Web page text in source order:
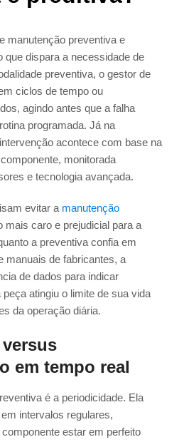
manutenção preventiva e
que dispara a necessidade de
preventiva, o gestor de
ciclos de tempo ou
agindo antes que a falha
programada. Já na
acontece com base na
monitorada
e tecnologia avançada.
evitar a manutenção
mais caro e prejudicial para a
a preventiva confia em
manuais de fabricantes, a
de dados para indicar
atingiu o limite de sua vida
da operação diária.
em tempo real
é a periodicidade. Ela
intervalos regulares,
estar em perfeito